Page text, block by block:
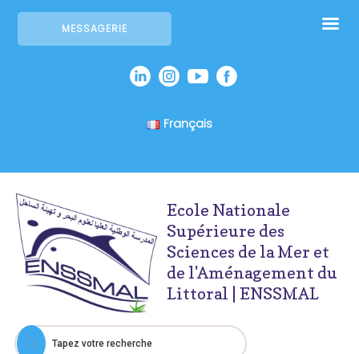
MESSAGERIE
Français
Ecole Nationale
Supérieure des
Sciences de la Mer et
de l'Aménagement du
Littoral | ENSSMAL